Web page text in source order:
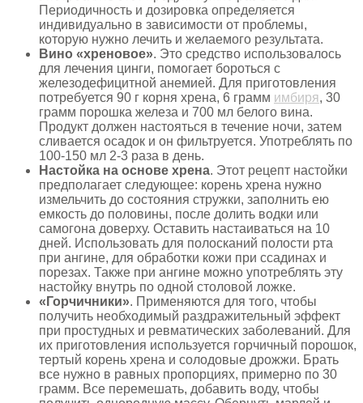
Периодичность и дозировка определяется
индивидуально в зависимости от проблемы,
которую нужно лечить и желаемого результата.
Вино «хреновое». Это средство использовалось
для лечения цинги, помогает бороться с
железодефицитной анемией. Для приготовления
потребуется 90 г корня хрена, 6 грамм имбиря, 30
грамм порошка железа и 700 мл белого вина.
Продукт должен настояться в течение ночи, затем
сливается осадок и он фильтруется. Употреблять по
100-150 мл 2-3 раза в день.
Настойка на основе хрена. Этот рецепт настойки
предполагает следующее: корень хрена нужно
измельчить до состояния стружки, заполнить ею
емкость до половины, после долить водки или
самогона доверху. Оставить настаиваться на 10
дней. Использовать для полосканий полости рта
при ангине, для обработки кожи при ссадинах и
порезах. Также при ангине можно употреблять эту
настойку внутрь по одной столовой ложке.
«Горчичники». Применяются для того, чтобы
получить необходимый раздражительный эффект
при простудных и ревматических заболеваний. Для
их приготовления используется горчичный порошок,
тертый корень хрена и солодовые дрожжи. Брать
все нужно в равных пропорциях, примерно по 30
грамм. Все перемешать, добавить воду, чтобы